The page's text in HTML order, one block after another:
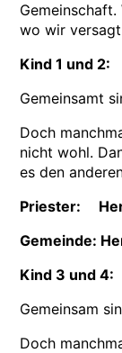
wo wir
Kind 1 und 2:
Gemeinsamt
Doch
nicht wohl.
es den
Priester:
Gemeinde:
Kind 3 und 4:
Gemeinsam
Doch